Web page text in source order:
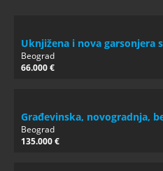
Uknjižena i nova garsonjera
Beograd
66.000 €
Građevinska, novogradnja,
Beograd
135.000 €